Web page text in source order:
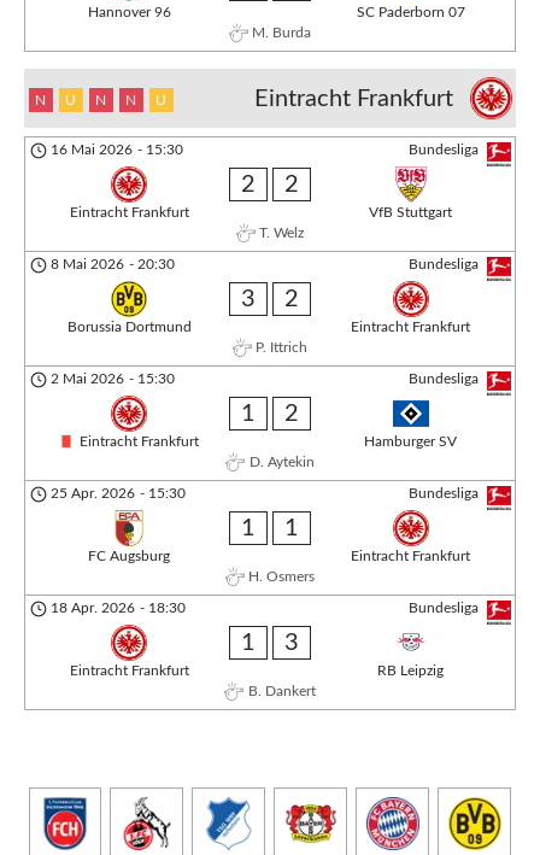
Hannover 96
SC Paderborn 07
M. Burda
Eintracht Frankfurt
N U N N U
Bundesliga
16 Mai 2026 - 15:30
Eintracht Frankfurt
2 2
VfB Stuttgart
T. Welz
Bundesliga
8 Mai 2026 - 20:30
Borussia Dortmund
3 2
Eintracht Frankfurt
P. Ittrich
Bundesliga
2 Mai 2026 - 15:30
Eintracht Frankfurt
1 2
Hamburger SV
D. Aytekin
Bundesliga
25 Apr. 2026 - 15:30
FC Augsburg
1 1
Eintracht Frankfurt
H. Osmers
Bundesliga
18 Apr. 2026 - 18:30
Eintracht Frankfurt
1 3
RB Leipzig
B. Dankert